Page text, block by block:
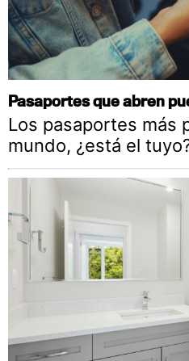
Pasaportes que abren
Los pasaportes más
mundo, ¿está el